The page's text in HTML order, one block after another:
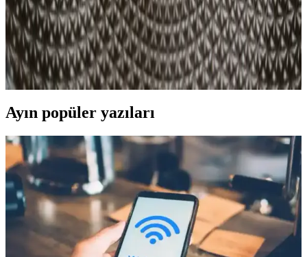
iPhone 12'nin Şarj Süresi ve Performansı Hakkında
Detaylı Bilgi
iPhone 12'nin şarj süresi yaklaşık 1.5-2 saat arasında değişir. Hızlı
şarj desteği ve kablosuz şarj özellikleri, kullanım alışkanlıklarına
göre farklılık gösterir. Batarya sağlığı önemli bir faktördür.
Ayın popüler yazıları